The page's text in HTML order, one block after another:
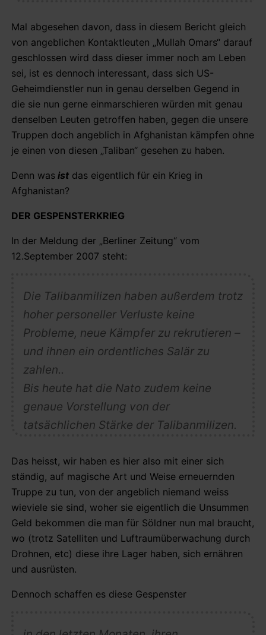
Mal abgesehen davon, dass in diesem Bericht gleich
von angeblichen Kontaktleuten „Mullah Omars“ darauf
geschlossen wird dass dieser immer noch am Leben
sei, ist es dennoch interessant, dass sich US-
Geheimdienstler nun in genau derselben Gegend in
die sie nun gerne einmarschieren würden mit genau
denselben Leuten getroffen haben, gegen die unsere
Truppen doch angeblich in Afghanistan kämpfen ohne
je einen von diesen „Taliban“ gesehen zu haben.
Denn was ist das eigentlich für ein Krieg in
Afghanistan?
DER GESPENSTERKRIEG
In der Meldung der „Berliner Zeitung“ vom
12.September 2007 steht:
Die Talibanmilizen haben außerdem trotz
hoher personeller Verluste keine
Probleme, neue Kämpfer zu rekrutieren –
und ihnen ein ordentliches Salärzu
zahlen..
Bis heute hat die Nato zudem keine
genaue Vorstellung von der
tatsächlichen Stärke der Talibanmilizen.
Das heisst, wir haben es hier also mit einer sich
ständig, auf magische Art und Weise erneuernden
Truppe zu tun, von der angeblich niemand weiss
wieviele sie sind, woher sie eigentlich die Unsummen
Geld bekommen die man für Söldner nun mal braucht,
wo (trotz Satelliten und Luftraumüberwachung durch
Drohnen, etc) diese ihre Lager haben, sich ernähren
und ausrüsten.
Dennoch schaffen es diese Gespenster